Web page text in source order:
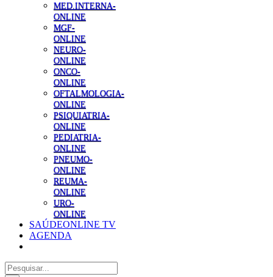
MED.INTERNA-
ONLINE
MGF-
ONLINE
NEURO-
ONLINE
ONCO-
ONLINE
OFTALMOLOGIA-
ONLINE
PSIQUIATRIA-
ONLINE
PEDIATRIA-
ONLINE
PNEUMO-
ONLINE
REUMA-
ONLINE
URO-
ONLINE
SAÚDEONLINE TV
AGENDA
Pesquisar